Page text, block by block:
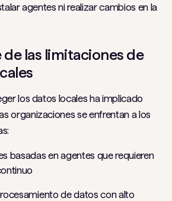
agentes ni realizar cambios en la
las limitaciones de
los datos locales ha implicado
organizaciones se enfrentan a los
basadas en agentes que requieren
de datos con alto